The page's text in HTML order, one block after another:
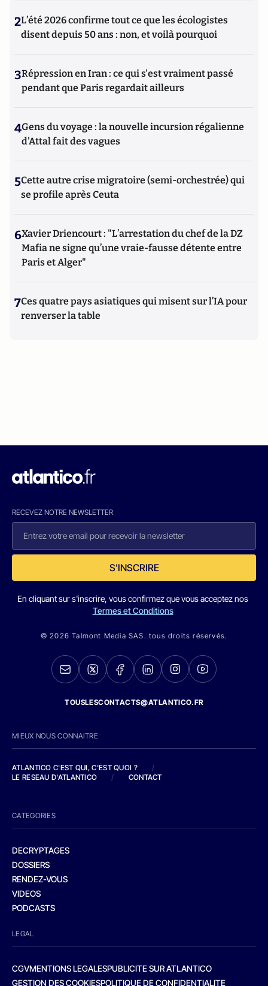
2L’été 2026 confirme tout ce que les écologistes
disent depuis 50 ans : non, et voilà pourquoi
3Répression en Iran : ce qui s'est vraiment passé
pendant que Paris regardait ailleurs
4Gens du voyage : la nouvelle incursion régalienne
d'Attal fait des vagues
5Cette autre crise migratoire (semi-orchestrée) qui
se profile après Ceuta
6Xavier Driencourt : "L’arrestation du chef de la DZ
Mafia ne signe qu’une vraie-fausse détente entre
Paris et Alger"
7Ces quatre pays asiatiques qui misent sur l’IA pour
renverser la table
RECEVEZ NOTRE NEWSLETTER
S'INSCRIRE
En cliquant sur s'inscrire, vous confirmez que vous acceptez nos
Termes et Conditions
© 2026 Talmont Media SAS. tous droits réservés.
TOUSLESCONTACTS@ATLANTICO.FR
MIEUX NOUS CONNAITRE
ATLANTICO C'EST QUI, C'EST QUOI ?
/
LE RESEAU D'ATLANTICO
/ CONTACT
CATEGORIES
DECRYPTAGES
DOSSIERS
RENDEZ-VOUS
VIDEOS
PODCASTS
LEGAL
CGVMENTIONS LEGALESPUBLICITE SUR ATLANTICO
GESTION DES COOKIESPOLITIQUE DE CONFIDENTIALITE